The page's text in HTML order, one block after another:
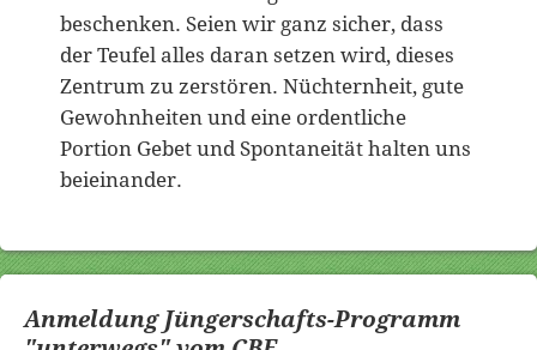
beschenken. Seien wir ganz sicher, dass
der Teufel alles daran setzen wird, dieses
Zentrum zu zerstören. Nüchternheit, gute
Gewohnheiten und eine ordentliche
Portion Gebet und Spontaneität halten uns
beieinander.
Anmeldung Jüngerschafts-Programm